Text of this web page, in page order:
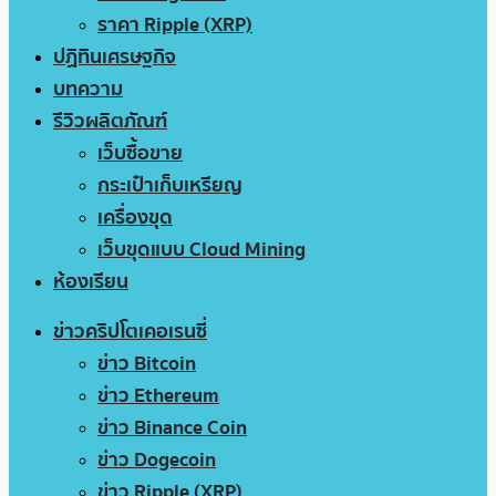
ราคา Ripple (XRP)
ปฏิทินเศรษฐกิจ
บทความ
รีวิวผลิตภัณฑ์
เว็บซื้อขาย
กระเป๋าเก็บเหรียญ
เครื่องขุด
เว็บขุดแบบ Cloud Mining
ห้องเรียน
ข่าวคริปโตเคอเรนซี่
ข่าว Bitcoin
ข่าว Ethereum
ข่าว Binance Coin
ข่าว Dogecoin